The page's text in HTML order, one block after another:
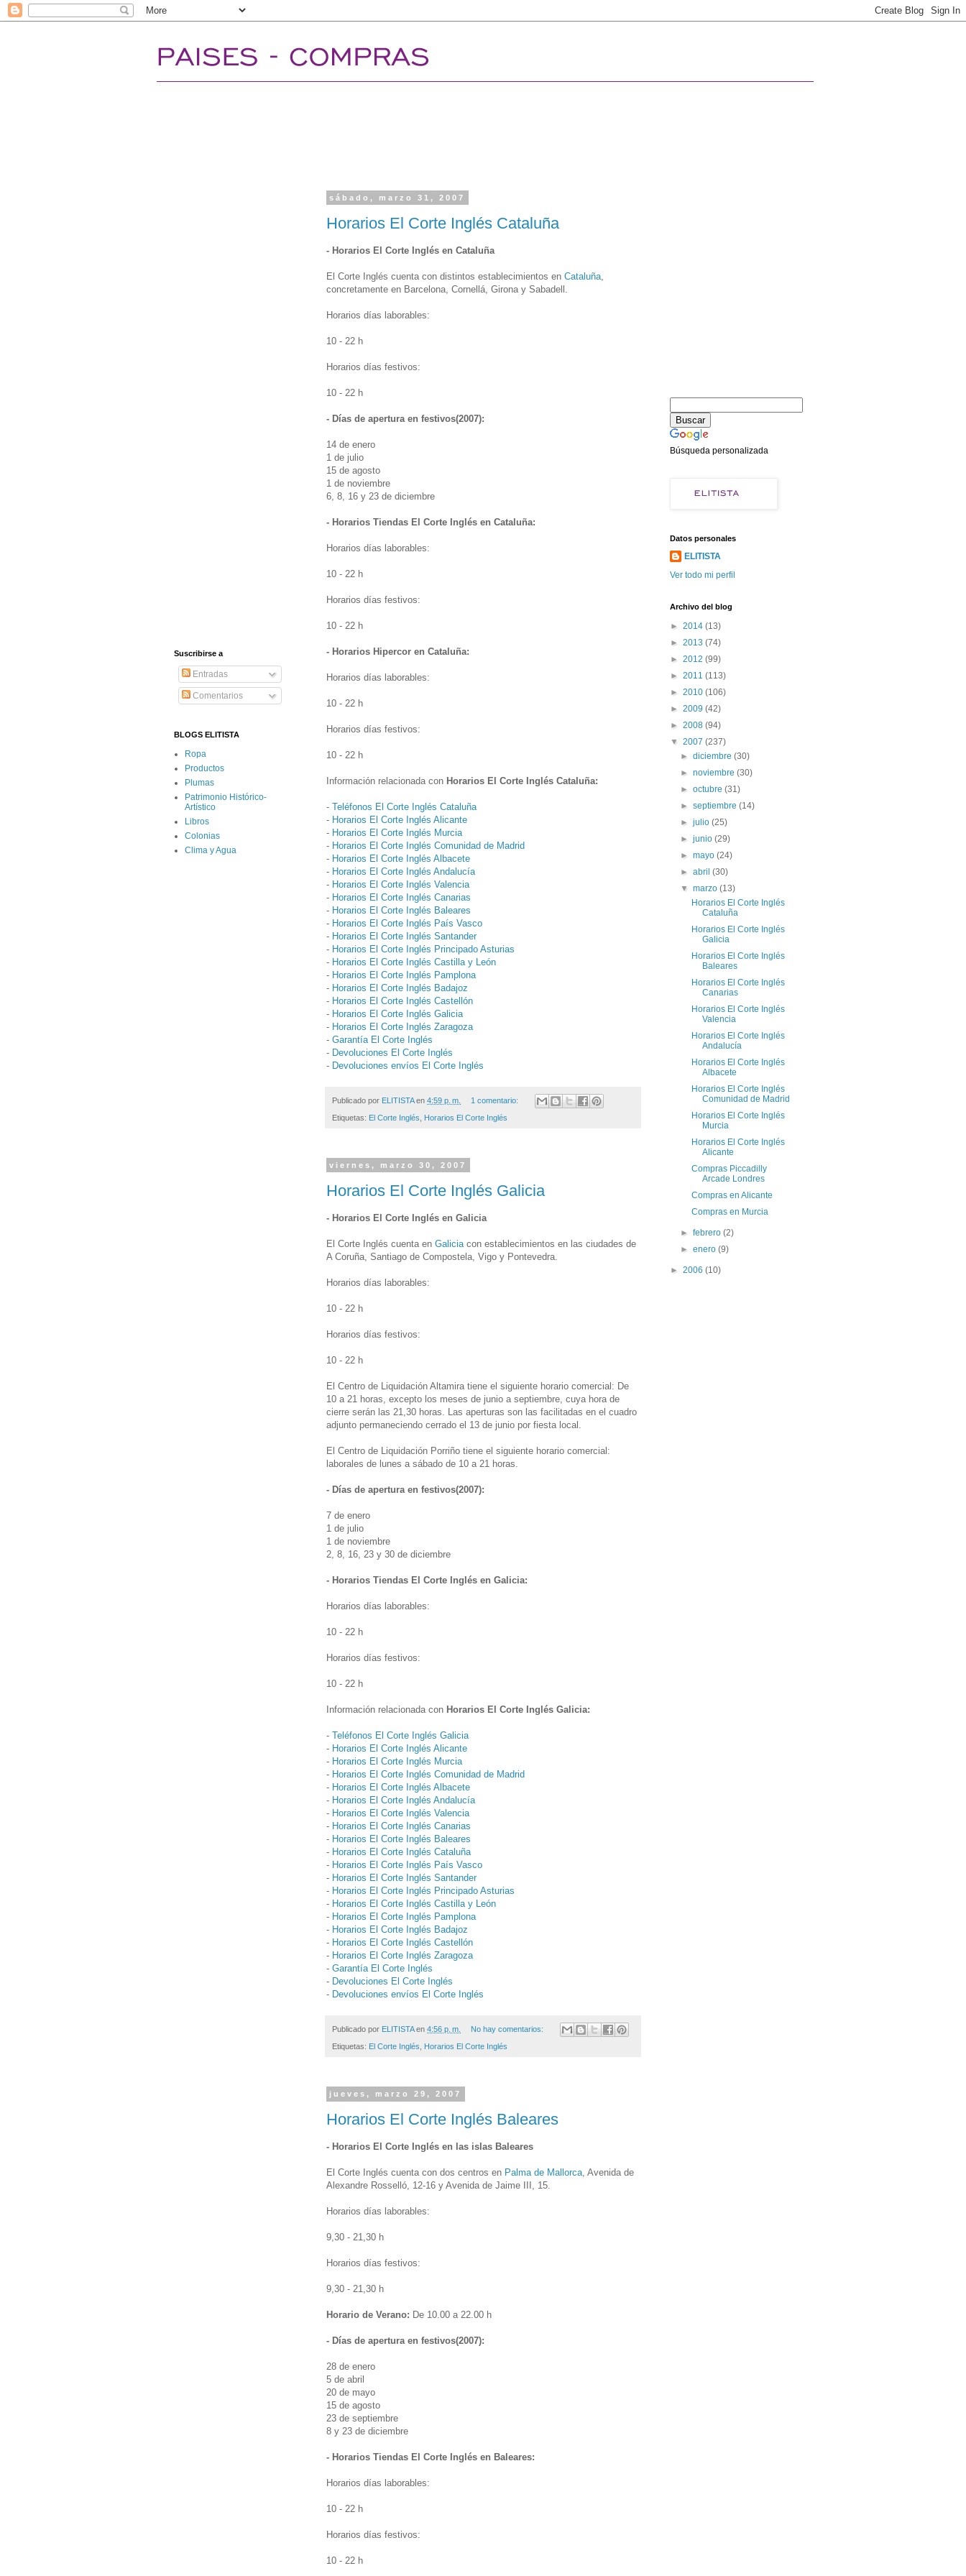
sábado, marzo 31, 2007
Horarios El Corte Inglés Cataluña
- Horarios El Corte Inglés en Cataluña
El Corte Inglés cuenta con distintos establecimientos en Cataluña
concretamente en Barcelona, Cornellá, Girona y Sabadell.
Horarios días laborables:
10 - 22 h
Horarios días festivos:
10 - 22 h
- Días de apertura en festivos(2007):
14 de enero
1 de julio
15 de agosto
1 de noviembre
6, 8, 16 y 23 de diciembre
- Horarios Tiendas El Corte Inglés en Cataluña:
Horarios días laborables:
10 - 22 h
Horarios días festivos:
10 - 22 h
- Horarios Hipercor en Cataluña:
Horarios días laborables:
10 - 22 h
Horarios días festivos:
10 - 22 h
Información relacionada con Horarios El Corte Inglés Cataluña:
- Teléfonos El Corte Inglés Cataluña
- Horarios El Corte Inglés Alicante
- Horarios El Corte Inglés Murcia
- Horarios El Corte Inglés Comunidad de Madrid
- Horarios El Corte Inglés Albacete
- Horarios El Corte Inglés Andalucía
- Horarios El Corte Inglés Valencia
- Horarios El Corte Inglés Canarias
- Horarios El Corte Inglés Baleares
- Horarios El Corte Inglés País Vasco
- Horarios El Corte Inglés Santander
- Horarios El Corte Inglés Principado Asturias
- Horarios El Corte Inglés Castilla y León
- Horarios El Corte Inglés Pamplona
- Horarios El Corte Inglés Badajoz
- Horarios El Corte Inglés Castellón
- Horarios El Corte Inglés Galicia
- Horarios El Corte Inglés Zaragoza
- Garantía El Corte Inglés
- Devoluciones El Corte Inglés
- Devoluciones envíos El Corte Inglés
Publicado por ELITISTA en 4:59 p. m. 1 comentario:
Etiquetas: El Corte Inglés Horarios El Corte Inglés
viernes, marzo 30, 2007
Horarios El Corte Inglés Galicia
- Horarios El Corte Inglés en Galicia
El Corte Inglés cuenta en Galicia con establecimientos en las ciudades de
A Coruña, Santiago de Compostela, Vigo y Pontevedra.
Horarios días laborables:
10 - 22 h
Horarios días festivos:
10 - 22 h
El Centro de Liquidación Altamira tiene el siguiente horario comercial: De
10 a 21 horas, excepto los meses de junio a septiembre, cuya hora de
cierre serán las 21,30 horas. Las aperturas son las facilitadas en el cuadro
adjunto permaneciendo cerrado el 13 de junio por fiesta local.
El Centro de Liquidación Porriño tiene el siguiente horario comercial:
laborales de lunes a sábado de 10 a 21 horas.
- Días de apertura en festivos(2007):
7 de enero
1 de julio
1 de noviembre
2, 8, 16, 23 y 30 de diciembre
- Horarios Tiendas El Corte Inglés en Galicia:
Horarios días laborables:
10 - 22 h
Horarios días festivos:
10 - 22 h
Información relacionada con Horarios El Corte Inglés Galicia:
- Teléfonos El Corte Inglés Galicia
- Horarios El Corte Inglés Alicante
- Horarios El Corte Inglés Murcia
- Horarios El Corte Inglés Comunidad de Madrid
- Horarios El Corte Inglés Albacete
- Horarios El Corte Inglés Andalucía
- Horarios El Corte Inglés Valencia
- Horarios El Corte Inglés Canarias
- Horarios El Corte Inglés Baleares
- Horarios El Corte Inglés Cataluña
- Horarios El Corte Inglés País Vasco
- Horarios El Corte Inglés Santander
- Horarios El Corte Inglés Principado Asturias
- Horarios El Corte Inglés Castilla y León
- Horarios El Corte Inglés Pamplona
- Horarios El Corte Inglés Badajoz
- Horarios El Corte Inglés Castellón
- Horarios El Corte Inglés Zaragoza
- Garantía El Corte Inglés
- Devoluciones El Corte Inglés
- Devoluciones envíos El Corte Inglés
Publicado por ELITISTA en 4:56 p. m. No hay comentarios:
Etiquetas: El Corte Inglés Horarios El Corte Inglés
jueves, marzo 29, 2007
Horarios El Corte Inglés Baleares
- Horarios El Corte Inglés en las islas Baleares
El Corte Inglés cuenta con dos centros en Palma de Mallorca , Avenida de
Alexandre Rosselló, 12-16 y Avenida de Jaime III, 15.
Horarios días laborables:
9,30 - 21,30 h
Horarios días festivos:
9,30 - 21,30 h
Horario de Verano: De 10.00 a 22.00 h
- Días de apertura en festivos(2007):
28 de enero
5 de abril
20 de mayo
15 de agosto
23 de septiembre
8 y 23 de diciembre
- Horarios Tiendas El Corte Inglés en Baleares:
Horarios días laborables:
10 - 22 h
Horarios días festivos:
10 - 22 h
Suscribirse a
Entradas
Comentarios
BLOGS ELITISTA
Ropa
Productos
Plumas
Patrimonio Histórico-
Artístico
Libros
Colonias
Clima y Agua
Búsqueda personalizada
Datos personales
ELITISTA
Ver todo mi perfil
Archivo del blog
► 2014 (13)
► 2013 (74)
► 2012 (99)
► 2011 (113)
► 2010 (106)
► 2009 (42)
► 2008 (94)
▼ 2007 (237)
►diciembre(30)
►noviembre(30)
►octubre(31)
►septiembre(14)
►julio(25)
►junio(29)
►mayo(24)
►abril(30)
▼marzo(13)
Horarios El Corte Inglés
Cataluña
Horarios El Corte Inglés
Galicia
Horarios El Corte Inglés
Baleares
Horarios El Corte Inglés
Canarias
Horarios El Corte Inglés
Valencia
Horarios El Corte Inglés
Andalucía
Horarios El Corte Inglés
Albacete
Horarios El Corte Inglés
Comunidad de Madrid
Horarios El Corte Inglés
Murcia
Horarios El Corte Inglés
Alicante
Compras Piccadilly
Arcade Londres
Compras en Alicante
Compras en Murcia
►febrero(2)
►enero(9)
► 2006 (10)